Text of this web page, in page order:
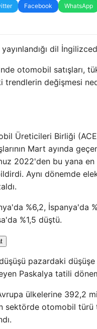
Facebook WhatsApp
dil
otomobil satışları,
trendlerin değişmesi
Üreticileri Birliği
Mart ayında
2022'den bu yana en
Aynı dönemde
%6,2, İspanya'da
%1,5 düştü.
pazardaki düşüşe
Paskalya tatili
ülkelerine 392,2
sektörde otomobil türü